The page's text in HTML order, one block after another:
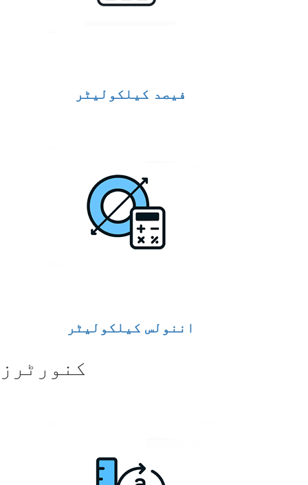
فیصد کیلکولیٹر
اننولس کیلکولیٹر
کنورٹرز